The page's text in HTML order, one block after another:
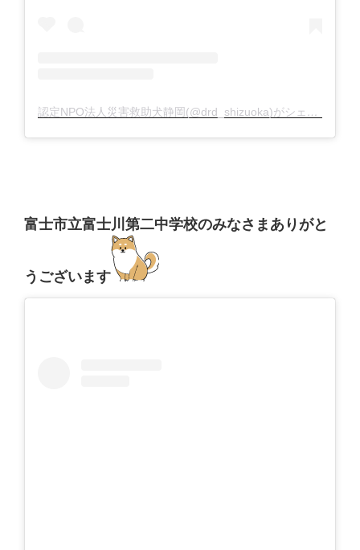
認定NPO法人災害救助犬静岡(@drd_shizuoka)がシェアした投稿
富士市立富士川第二中学校のみなさまありがと
うございます